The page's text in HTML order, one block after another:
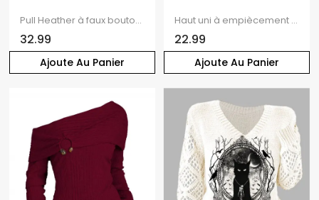
Ajoute Au Panier
Pull Heather à faux boutons, col en V et manches longues
32.99
Ajoute Au Panier
Haut uni à empiècement en dentelle transparente et décolleté plongeant festonné
22.99